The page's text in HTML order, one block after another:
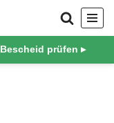
Bescheid prüfen ▸